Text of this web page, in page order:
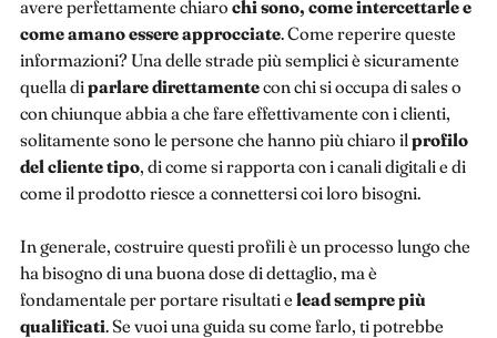
avere perfettamente chiaro chi sono, come intercettarle e
come amano essere approcciate. Come reperire queste
informazioni? Una delle strade più semplici è sicuramente
quella diparlare direttamentecon chi si occupa di sales o
con chiunque abbia a che fare effettivamente con i clienti,
solitamente sono le persone che hanno più chiaro il profilo
del cliente tipo, di come si rapporta con i canali digitali e di
come il prodotto riesce a connettersi coi loro bisogni.
In generale, costruire questi profili è un processo lungo che
ha bisogno di una buona dose di dettaglio, ma è
fondamentale per portare risultati e lead sempre più
qualificati. Se vuoi una guida su come farlo, ti potrebbe